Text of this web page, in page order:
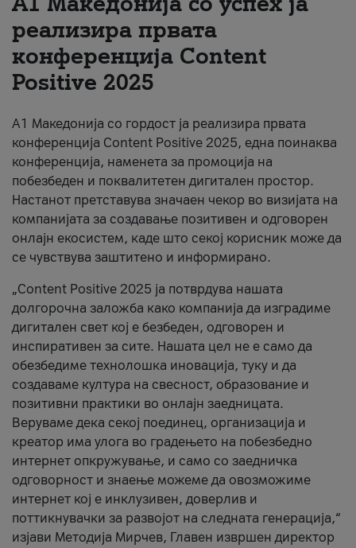
#ПодобарОнлајн
реализира првата
конференција Content
Positive 2025
А1 Македонија со гордост ја реализира првата
конференција Content Positive 2025, една поинаква
конференција, наменета за промоција на
побезбеден и поквалитетен дигитален простор.
Настанот претставува значаен чекор во визијата на
компанијата за создавање позитивен и одговорен
онлајн екосистем, каде што секој корисник може да
се чувствува заштитено и информирано.
„Content Positive 2025 ја потврдува нашата
долгорочна заложба како компанија да изградиме
дигитален свет кој е безбеден, одговорен и
инспиративен за сите. Нашата цел не е само да
обезбедиме технолошка иновација, туку и да
создаваме култура на свесност, образование и
позитивни практики во онлајн заедницата.
Веруваме дека секој поединец, организација и
креатор има улога во градењето на побезбедно
интернет опкружување, и само со заедничка
одговорност и знаење можеме да овозможиме
интернет кој е инклузивен, доверлив и
поттикнувачки за развојот на следната генерација,“
изјави Методија Мирчев, Главен извршен директор